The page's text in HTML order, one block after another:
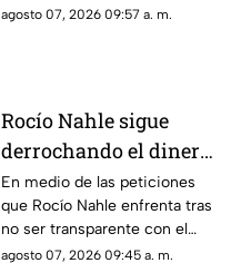
atropellado por un pipa de gas
agosto 07, 2026 09:57 a. m.
Rocío Nahle sigue
derrochando el dinero
de los veracruzanos sin
dar explicaciones
En medio de las peticiones
que Rocío Nahle enfrenta tras
no ser transparente con el
recurso público, ya advirtió
agosto 07, 2026 09:45 a. m.